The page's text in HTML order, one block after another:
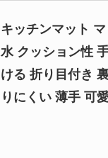
キッチンマット
水 クッション性
ける 折り目付き
りにくい 薄手 可